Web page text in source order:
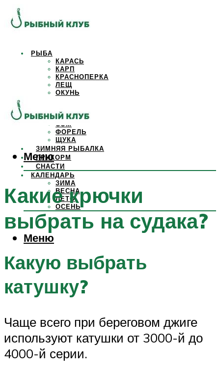
РЫБА
КАРАСЬ
КАРП
КРАСНОПЕРКА
ЛЕЩ
ОКУНЬ
САЗАН
СОМ
ФОРЕЛЬ
ЩУКА
ЗИМНЯЯ РЫБАЛКА
ПРИКОРМ
СНАСТИ
КАЛЕНДАРЬ
ЗИМА
ВЕСНА
ЛЕТО
ОСЕНЬ
Меню
Меню
Какие крючки
выбрать на судака?
Какую выбрать
катушку?
Чаще всего при береговом джиге
используют катушки от 3000-й до
4000-й серии.